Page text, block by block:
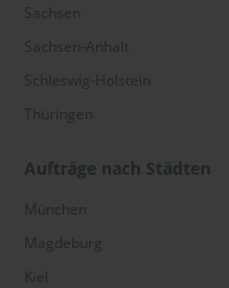
Sachsen
Sachsen-Anhalt
Schleswig-Holstein
Thüringen
Aufträge nach Städten
München
Magdeburg
Kiel